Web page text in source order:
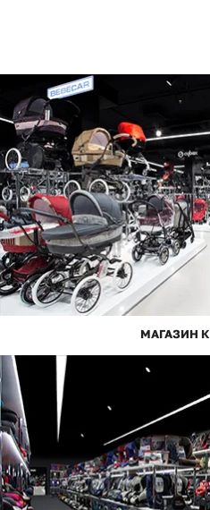
МАГАЗИН